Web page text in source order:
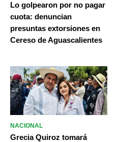
Lo golpearon por no pagar
cuota: denuncian
presuntas extorsiones en
Cereso de Aguascalientes
NACIONAL
Grecia Quiroz tomará